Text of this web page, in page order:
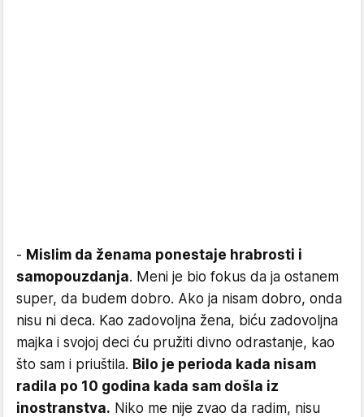
- Mislim da ženama ponestaje hrabrosti i
samopouzdanja. Meni je bio fokus da ja ostanem
super, da budem dobro. Ako ja nisam dobro, onda
nisu ni deca. Kao zadovoljna žena, biću zadovoljna
majka i svojoj deci ću pružiti divno odrastanje, kao
što sam i priuštila. Bilo je perioda kada nisam
radila po 10 godina kada sam došla iz
inostranstva. Niko me nije zvao da radim, nisu